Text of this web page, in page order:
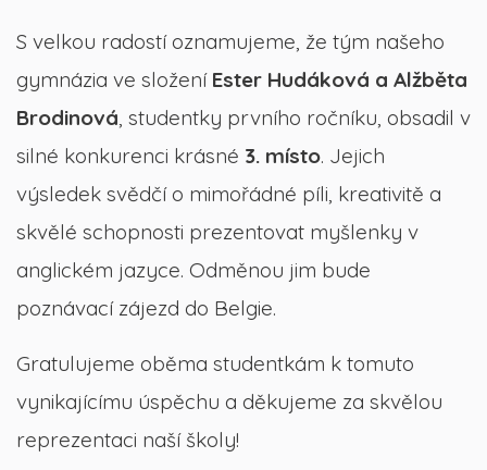
S velkou radostí oznamujeme, že tým našeho
gymnázia ve složení Ester Hudáková a Alžběta
Brodinová, studentky prvního ročníku, obsadil v
silné konkurenci krásné 3. místo. Jejich
výsledek svědčí o mimořádné píli, kreativitě a
skvělé schopnosti prezentovat myšlenky v
anglickém jazyce. Odměnou jim bude
poznávací zájezd do Belgie.
Gratulujeme oběma studentkám k tomuto
vynikajícímu úspěchu a děkujeme za skvělou
reprezentaci naší školy!